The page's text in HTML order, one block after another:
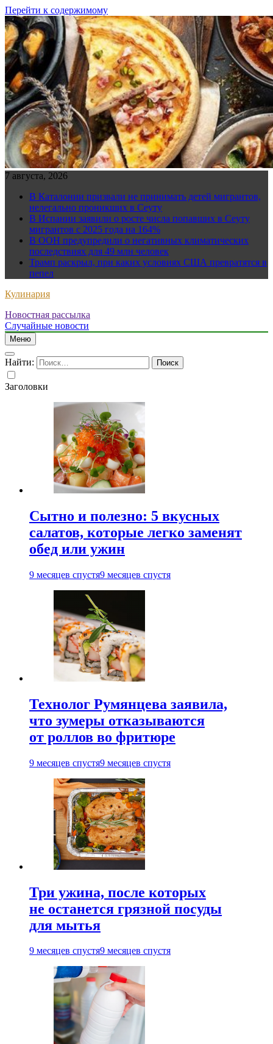
Перейти к содержимому
7 августа, 2026
В Каталонии призвали не принимать детей мигрантов,
нелегально проникших в Сеуту
В Испании заявили о росте числа попавших в Сеуту
мигрантов с 2025 года на 164%
В ООН предупредили о негативных климатических
последствиях для 49 млн человек
Трамп раскрыл, при каких условиях США превратятся в
пепел
Кулинария
Новостная рассылка
Случайные новости
Меню
Найти:
Заголовки
Сытно и полезно: 5 вкусных
салатов, которые легко заменят
обед или ужин
9 месяцев спустя9 месяцев спустя
Технолог Румянцева заявила,
что зумеры отказываются
от роллов во фритюре
9 месяцев спустя9 месяцев спустя
Три ужина, после которых
не останется грязной посуды
для мытья
9 месяцев спустя9 месяцев спустя